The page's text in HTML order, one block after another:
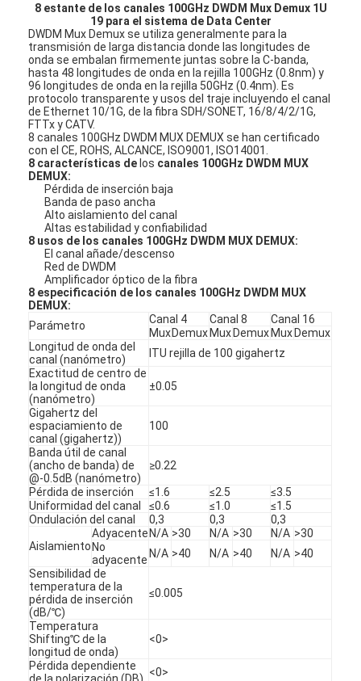
Hogar
Productos
Sobre nosotros
8 estante de los canales 100GHz DWDM Mux Demux 1U
19 para el sistema de Data Center
DWDM Mux Demux se utiliza generalmente para la
transmisión de larga distancia donde las longitudes de
onda se embalan firmemente juntas sobre la C-banda,
hasta 48 longitudes de onda en la rejilla 100GHz (0.8nm) y
96 longitudes de onda en la rejilla 50GHz (0.4nm). Es
protocolo transparente y usos del traje incluyendo el canal
de Ethernet 10/1G, de la fibra SDH/SONET, 16/8/4/2/1G,
FTTx y CATV.
8 canales 100GHz DWDM MUX DEMUX se han certificado
con el CE, ROHS, ALCANCE, ISO9001, ISO14001.
8 características de los canales 100GHz DWDM MUX
DEMUX:
Pérdida de inserción baja
Banda de paso ancha
Alto aislamiento del canal
Altas estabilidad y confiabilidad
8 usos de los canales 100GHz DWDM MUX DEMUX:
El canal añade/descenso
Red de DWDM
Amplificador óptico de la fibra
8 especificación de los canales 100GHz DWDM MUX
DEMUX:
Parámetro
Canal 4 Canal 8
Canal 16
MuxDemux Mux Demux Mux Demux
Longitud de onda del
canal (nanómetro)
ITU rejilla de 100 gigahertz
Exactitud de centro de
la longitud de onda
(nanómetro)
±0.05
Gigahertz del
espaciamiento de
canal (gigahertz))
100
Banda útil de canal
(ancho de banda) de
@-0.5dB (nanómetro)
≥0.22
Pérdida de inserción ≤1.6 ≤2.5
≤3.5
Uniformidad del canal
≤0.6 ≤1.0
≤1.5
Ondulación del canal
0,3 0,3 0,3
Aislamiento
Adyacente N/A >30 N/A >30 N/A >30
No
adyacente N/A >40 N/A >40 N/A >40
Sensibilidad de
temperatura de la
pérdida de inserción
(dB/℃)
≤0.005
Temperatura
Shifting℃ de la
longitud de onda)
<0>
Pérdida dependiente
<0>